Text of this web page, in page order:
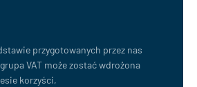
przygotowanych przez nas
VAT może zostać wdrożona
korzyści,